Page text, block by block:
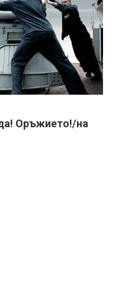
Оръжието!/на